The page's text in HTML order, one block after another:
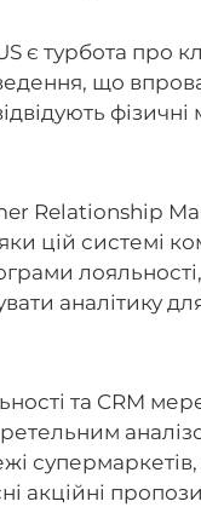
є турбота про
що
Relationship
цій системі
аналітику
та CRM
ретельним
акційні